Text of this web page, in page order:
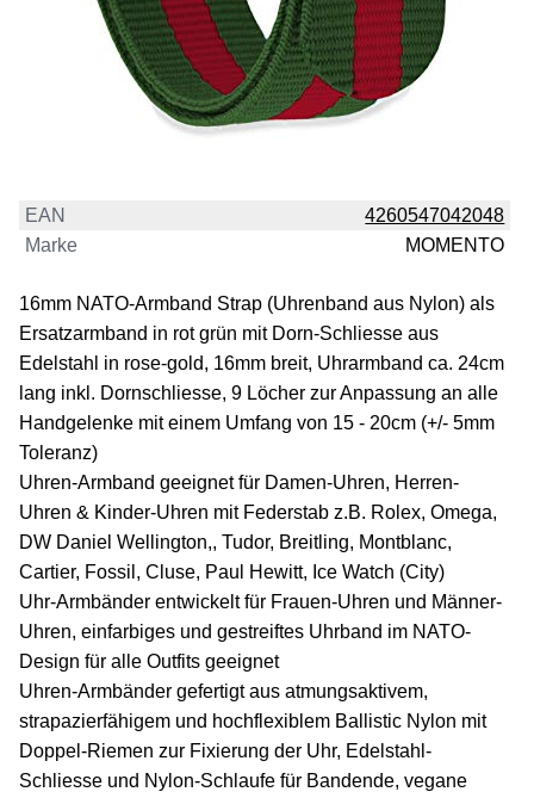
EAN
4260547042048
Marke
MOMENTO
16mm NATO-Armband Strap (Uhrenband aus Nylon) als
Ersatzarmband in rot grün mit Dorn-Schliesse aus
Edelstahl in rose-gold, 16mm breit, Uhrarmband ca. 24cm
lang inkl. Dornschliesse, 9 Löcher zur Anpassung an alle
Handgelenke mit einem Umfang von 15 - 20cm (+/- 5mm
Toleranz)
Uhren-Armband geeignet für Damen-Uhren, Herren-
Uhren & Kinder-Uhren mit Federstab z.B. Rolex, Omega,
DW Daniel Wellington,, Tudor, Breitling, Montblanc,
Cartier, Fossil, Cluse, Paul Hewitt, Ice Watch (City)
Uhr-Armbänder entwickelt für Frauen-Uhren und Männer-
Uhren, einfarbiges und gestreiftes Uhrband im NATO-
Design für alle Outfits geeignet
Uhren-Armbänder gefertigt aus atmungsaktivem,
strapazierfähigem und hochflexiblem Ballistic Nylon mit
Doppel-Riemen zur Fixierung der Uhr, Edelstahl-
Schliesse und Nylon-Schlaufe für Bandende, vegane